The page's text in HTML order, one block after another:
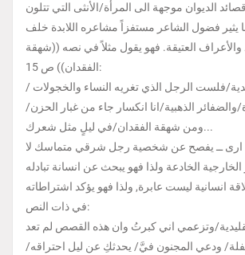
الديوان موجهة الى المرأة/الأنثى التي تتلون
يثير فضول الشاعر مستفزاً مشاعره اللابدة خلف
والأعراف العتيقة. فهو يقول مثلاً في نصه ((شهقة
الفقدان)) ص 15:
فلست الرجل الذي تغريه النساء والخجولات /
والضفائر الذهبية/انا انكسار جاء من غبار الحزن/
ومن شهقة الفقدان/في ليلٍ مثل شعرك...
ارى ــ يفصح عن شخصية رجل شرقي متماسك لا
الخادعة ولذا فهو يبحث عن انسانة تبادله
انسانية ليست عابرة, ولذا فهو يؤكد اشتراطاته
في ذات النص:
وتزعمي اني كبرتُ وان هذه القصص لم تعد
ودعي المجنون فيَّ/ يحدثكِ عن ليل احتراقه/